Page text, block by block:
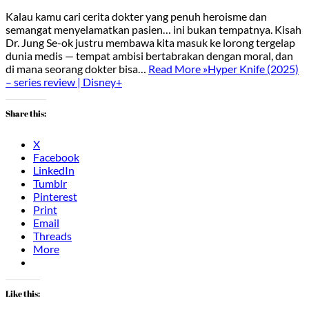
Kalau kamu cari cerita dokter yang penuh heroisme dan
semangat menyelamatkan pasien… ini bukan tempatnya. Kisah
Dr. Jung Se-ok justru membawa kita masuk ke lorong tergelap
dunia medis — tempat ambisi bertabrakan dengan moral, dan
di mana seorang dokter bisa… Read More »Hyper Knife (2025)
– series review | Disney+
Share this:
X
Facebook
LinkedIn
Tumblr
Pinterest
Print
Email
Threads
More
Like this: